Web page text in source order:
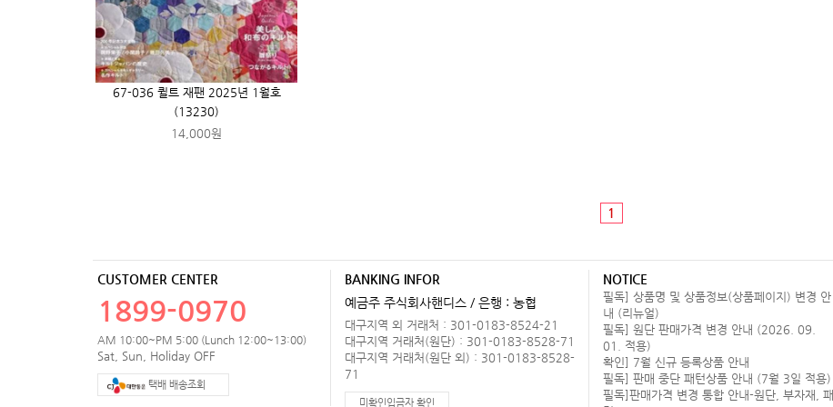
67-036 퀼트 재팬 2025년 1월호
(13230)
14,000원
1
CUSTOMER CENTER
1899-0970
AM 10:00~PM 5:00 (Lunch 12:00~13:00)
Sat, Sun, Holiday OFF
택배 배송조회
BANKING INFOR
예금주 주식회사핸디스 / 은행 : 농협
대구지역 외 거래처 : 301-0183-8524-21
대구지역 거래처(원단) : 301-0183-8528-71
대구지역 거래처(원단 외) : 301-0183-8528-
71
미확인입금자 확인
NOTICE
필독] 상품명 및 상품정보(상품페이지) 변경 안
내 (리뉴얼)
필독] 원단 판매가격 변경 안내 (2026. 09.
01. 적용)
확인] 7월 신규 등록상품 안내
필독] 판매 중단 패턴상품 안내 (7월 3일 적용)
필독]판매가격 변경 통합 안내-원단, 부자재, 패